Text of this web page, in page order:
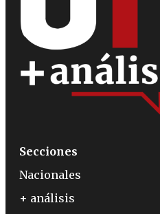
Secciones
Nacionales
+ análisis